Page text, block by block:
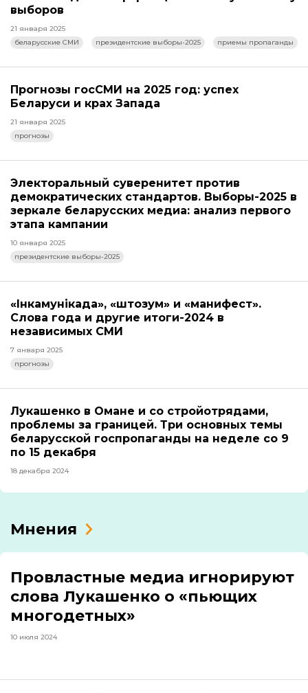
выборов
21 января 2025
беларусские СМИ
президентские выборы-2025 приемы пропаганды
Прогнозы госСМИ на 2025 год: успех
Беларуси и крах Запада
21 января 2025
прогнозы
Электоральный суверенитет против
демократических стандартов. Выборы-2025 в
зеркале беларусских медиа: анализ первого
этапа кампании
10 января 2025
президентские выборы-2025
«Інкамунікада», «штозум» и «манифест».
Слова года и другие итоги-2024 в
независимых СМИ
7 января 2025
прогнозы
Лукашенко в Омане и со стройотрядами,
проблемы за границей. Три основных темы
беларусской госпропаганды на неделе со 9
по 15 декабря
18 декабря 2024
Мнения
Провластные медиа игнорируют
слова Лукашенко о «пьющих
многодетных»
10 июля 2024